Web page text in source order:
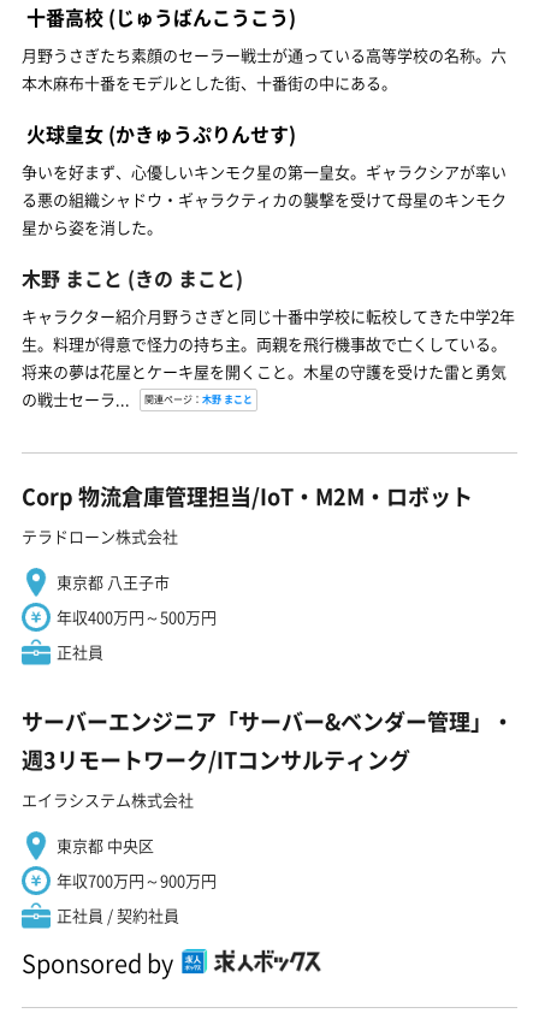
十番高校 (じゅうばんこうこう)
月野うさぎたち素顔のセーラー戦士が通っている高等学校の名称。六
本木麻布十番をモデルとした街、十番街の中にある。
火球皇女 (かきゅうぷりんせす)
争いを好まず、心優しいキンモク星の第一皇女。ギャラクシアが率い
る悪の組織シャドウ・ギャラクティカの襲撃を受けて母星のキンモク
星から姿を消した。
木野 まこと (きの まこと)
キャラクター紹介月野うさぎと同じ十番中学校に転校してきた中学2年
生。料理が得意で怪力の持ち主。両親を飛行機事故で亡くしている。
将来の夢は花屋とケーキ屋を開くこと。木星の守護を受けた雷と勇気
の戦士セーラ...
関連ページ： 木野 まこと
Corp 物流倉庫管理担当/IoT・M2M・ロボット
テラドローン株式会社
東京都 八王子市
年収400万円～500万円
正社員
サーバーエンジニア「サーバー&ベンダー管理」・
週3リモートワーク/ITコンサルティング
エイラシステム株式会社
東京都 中央区
年収700万円～900万円
正社員 / 契約社員
Sponsored by